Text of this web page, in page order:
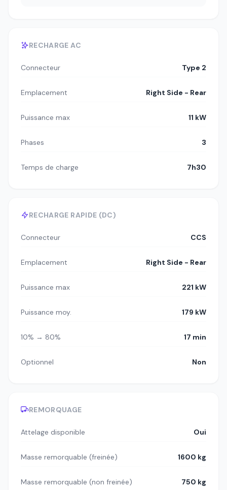
RECHARGE AC
Connecteur Type 2
Emplacement Right Side - Rear
Puissance max 11 kW
Phases 3
Temps de charge 7h30
RECHARGE RAPIDE (DC)
Connecteur CCS
Emplacement Right Side - Rear
Puissance max 221 kW
Puissance moy. 179 kW
10% → 80% 17 min
Optionnel Non
REMORQUAGE
Attelage disponible Oui
Masse remorquable (freinée) 1600 kg
Masse remorquable (non freinée) 750 kg